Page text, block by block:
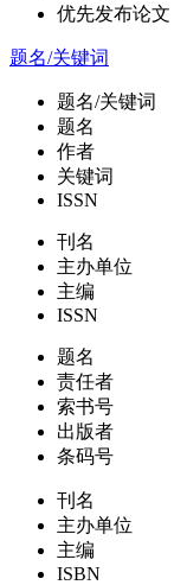
优先发布论文
题名/关键词
题名/关键词
题名
作者
关键词
ISSN
刊名
主办单位
主编
ISSN
题名
责任者
索书号
出版者
条码号
刊名
主办单位
主编
ISBN